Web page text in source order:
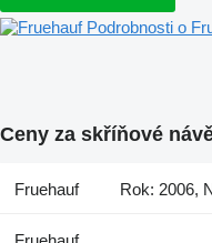
Podrobnosti o
Ceny za skříňové
Fruehauf Rok: 2006,